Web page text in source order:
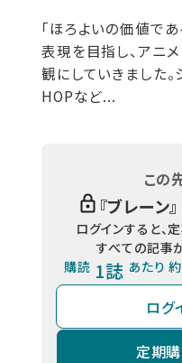
「ほろよいの価値であ
表現を目指し、アニ
観にしていきました
HOPなど...
この
『ブレーン
ログインすると、
すべての記事
購読 1誌 あたり 約
ログ
定期